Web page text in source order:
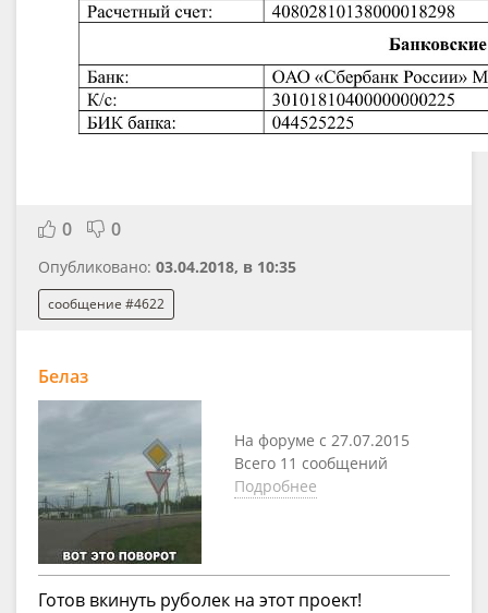
0 0
Опубликовано: 03.04.2018, в 10:35
сообщение #4622
Белаз
На форуме с 27.07.2015
Всего 11 сообщений
Подробнее
Готов вкинуть руболек на этот проект!